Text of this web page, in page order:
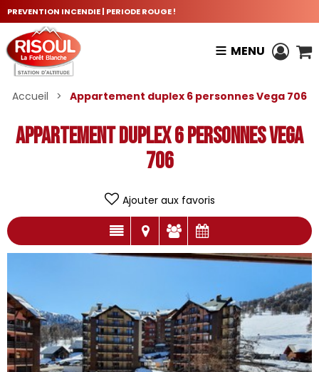
PREVENTION INCENDIE | PERIODE ROUGE !
MENU
Accueil > Appartement duplex 6 personnes Vega 706
Appartement duplex 6 personnes Vega
706
Ajouter aux favoris